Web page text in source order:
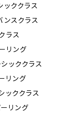
ッククラス
ンスクラス
ラス
リング
ッククラス
リング
ッククラス
リング